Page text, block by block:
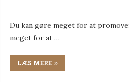
Du kan gøre meget for at
meget for at …
LÆS MERE